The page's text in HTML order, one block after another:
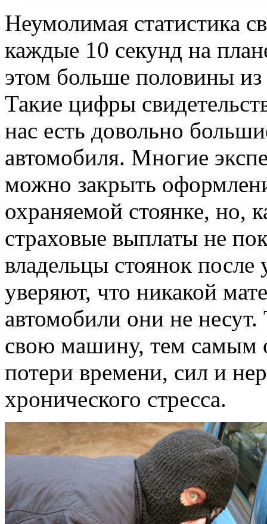
Неумолимая статистика
каждые 10 секунд на
этом больше половины из
Такие цифры
нас есть довольно
автомобиля. Многие
можно закрыть
охраняемой стоянке, но,
страховые выплаты не
владельцы стоянок
уверяют, что никакой
автомобили они не
свою машину, тем самым
потери времени, сил и
хронического стресса.